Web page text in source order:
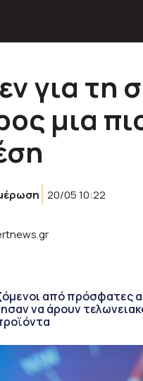
για τη
μια
20/05 10:22
από πρόσφατες
να άρουν